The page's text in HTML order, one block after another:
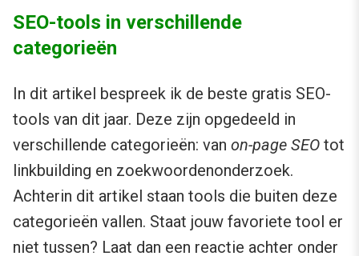
SEO-tools in verschillende
categorieën
In dit artikel bespreek ik de beste gratis SEO-
tools van dit jaar. Deze zijn opgedeeld in
verschillende categorieën: van on-page SEO tot
linkbuilding en zoekwoordenonderzoek.
Achterin dit artikel staan tools die buiten deze
categorieën vallen. Staat jouw favoriete tool er
niet tussen? Laat dan een reactie achter onder